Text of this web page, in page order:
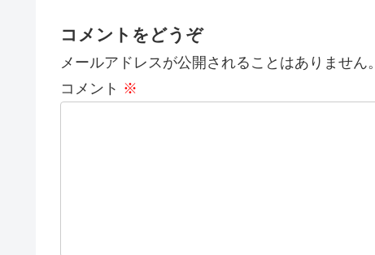
コメントをどうぞ
メールアドレスが公開されることはありません。
コメント ※